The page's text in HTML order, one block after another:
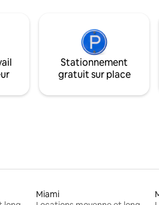
Stationnement
gratuit sur place
Miami